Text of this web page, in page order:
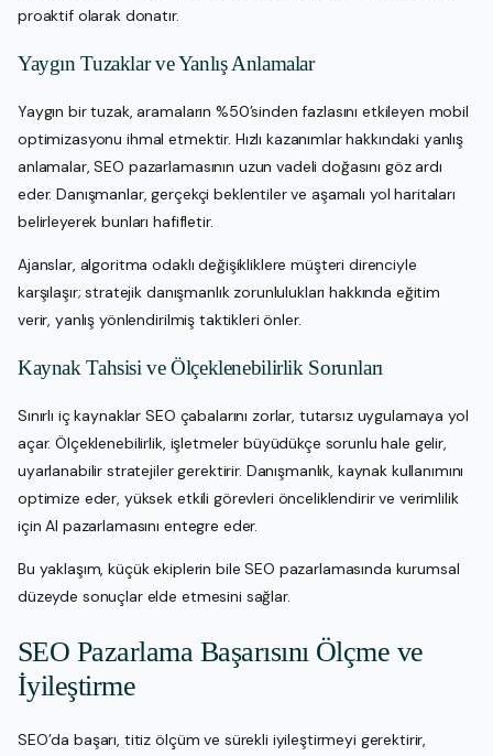
proaktif olarak donatır.
Yaygın Tuzaklar ve Yanlış Anlamalar
Yaygın bir tuzak, aramaların %50’sinden fazlasını etkileyen mobil
optimizasyonu ihmal etmektir. Hızlı kazanımlar hakkındaki yanlış
anlamalar, SEO pazarlamasının uzun vadeli doğasını göz ardı
eder. Danışmanlar, gerçekçi beklentiler ve aşamalı yol haritaları
belirleyerek bunları hafifletir.
Ajanslar, algoritma odaklı değişikliklere müşteri direnciyle
karşılaşır; stratejik danışmanlık zorunlulukları hakkında eğitim
verir, yanlış yönlendirilmiş taktikleri önler.
Kaynak Tahsisi ve Ölçeklenebilirlik Sorunları
Sınırlı iç kaynaklar SEO çabalarını zorlar, tutarsız uygulamaya yol
açar. Ölçeklenebilirlik, işletmeler büyüdükçe sorunlu hale gelir,
uyarlanabilir stratejiler gerektirir. Danışmanlık, kaynak kullanımını
optimize eder, yüksek etkili görevleri önceliklendirir ve verimlilik
için AI pazarlamasını entegre eder.
Bu yaklaşım, küçük ekiplerin bile SEO pazarlamasında kurumsal
düzeyde sonuçlar elde etmesini sağlar.
SEO Pazarlama Başarısını Ölçme ve
İyileştirme
SEO’da başarı, titiz ölçüm ve sürekli iyileştirmeyi gerektirir,